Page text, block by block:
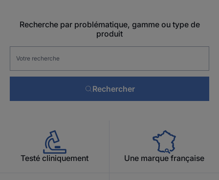
Recherche par problématique, gamme ou type de
produit
Rechercher
Testé cliniquement Une marque française